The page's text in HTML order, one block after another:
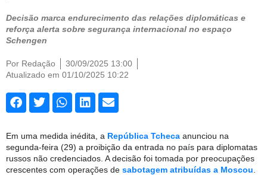
Decisão marca endurecimento das relações diplomáticas e
reforça alerta sobre segurança internacional no espaço
Schengen
Por Redação
30/09/2025 13:00
Atualizado em 01/10/2025 10:22
Em uma medida inédita, a República Tcheca anunciou na
segunda-feira (29) a proibição da entrada no país para diplomatas
russos não credenciados. A decisão foi tomada por preocupações
crescentes com operações de sabotagem atribuídas a Moscou